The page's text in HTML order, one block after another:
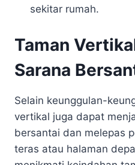
sekitar rumah.
Taman
Sarana
Selain keunggulan-
vertikal juga dapat
bersantai dan melepas
teras atau halaman